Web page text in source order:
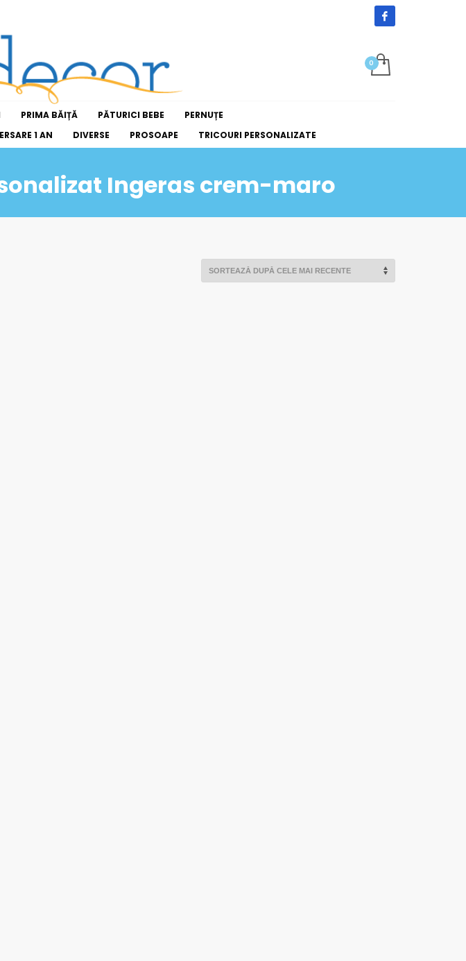
PRIMA BĂIȚĂ PĂTURICI BEBE
PERNUȚE
1 AN DIVERSE PROSOAPE TRICOURI PERSONALIZATE
Ingeras crem-maro